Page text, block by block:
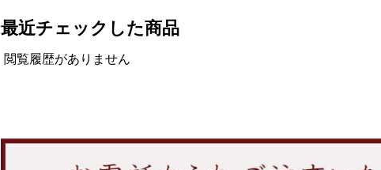
最近チェックした商品
閲覧履歴がありません